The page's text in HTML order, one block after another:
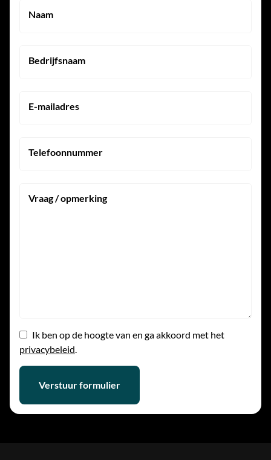
Naam
Bedrijfsnaam
E-mailadres
Telefoonnummer
Vraag / opmerking
Ik ben op de hoogte van en ga akkoord met het
privacybeleid.
Verstuur formulier